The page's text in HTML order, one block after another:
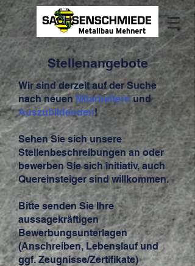
Stellenangebote
Wir sind derzeit auf der Suche
nach neuenMitarbeiternund
Auszubildenden!
Sehen Sie sich unsere
Stellenbeschreibungen an oder
bewerben Sie sich initiativ, auch
Quereinsteiger sind willkommen.
Bitte senden Sie Ihre
aussagekräftigen
Bewerbungsunterlagen
(Anschreiben, Lebenslauf und
ggf. Zeugnisse/Zertifikate)